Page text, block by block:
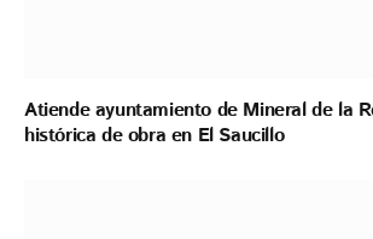
Atiende ayuntamiento de Mineral de la
histórica de obra en El Saucillo